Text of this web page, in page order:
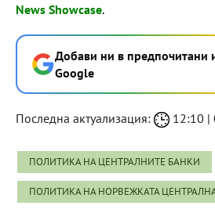
News Showcase.
Добави ни в предпочитани
Google
Последна актуализация: 12:10 |
ПОЛИТИКА НА ЦЕНТРАЛНИТЕ БАНКИ
ПОЛИТИКА НА НОРВЕЖКАТА